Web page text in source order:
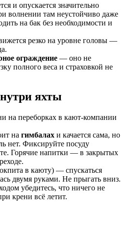
и опускается значительно
волнении там неустойчиво даже
на бак без необходимости и
резко на уровне головы —
ограждение — оно не
полного веса и страховкой не
яхты
на переборках в кают-компании
на гимбалах и качается сама, но
нет. Фиксируйте посуду
Горячие напитки — в закрытых
в каюту) — спускаться
двумя руками. Не прыгать вниз.
убедитесь, что ничего не
крени всё летит.